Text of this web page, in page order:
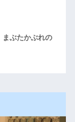
まぶたかぶれの